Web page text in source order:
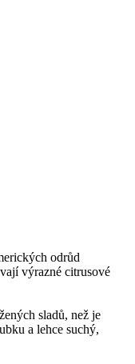
odrůd
výrazné citrusové
sladů, než je
a lehce suchý,